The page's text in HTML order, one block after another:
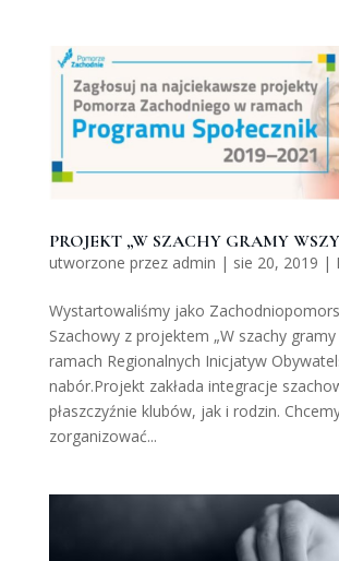
PROJEKT „W SZACHY GRAMY
utworzone przez admin | sie 20, 2019 |
Wystartowaliśmy jako
Szachowy z projektem „W szachy gramy
ramach Regionalnych Inicjatyw
nabór.Projekt zakłada integracje
płaszczyźnie klubów, jak i rodzin.
zorganizować...